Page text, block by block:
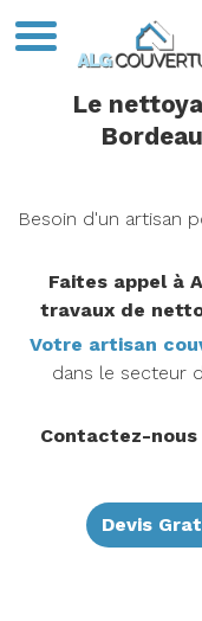
Le
Besoin d'un artisan
Faites appel à
travaux de
Votre artisan
dans le secteur
Contactez-
Devis